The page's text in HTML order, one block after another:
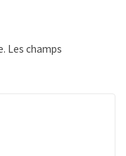
Les champs